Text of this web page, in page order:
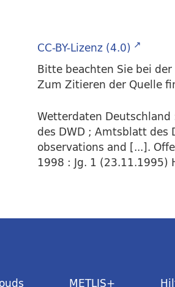
CC-BY-Lizenz (4.0)
Bitte beachten Sie bei
Zum Zitieren der Quelle
Wetterdaten
des DWD ; Amtsblatt
observations and [...].
1998 : Jg. 1 (23.11.1995)
METLIS+